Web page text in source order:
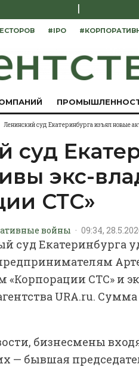
|
#IPO
Ленинский суд Екатеринбурга изъял новые
суд
экс-
СТС»
войны · 09:34,
суд Екатеринбурга
СТС» и
URA.ru.
бизнесмены
— бывшая